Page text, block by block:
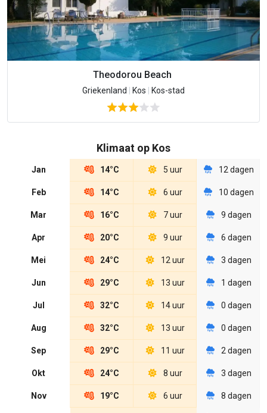
Theodorou Beach
Griekenland Kos Kos-stad
Klimaat op Kos
Jan 14°C 5 uur 12 dagen
Feb 14°C 6 uur 10 dagen
Mar 16°C 7 uur 9 dagen
Apr 20°C 9 uur 6 dagen
Mei 24°C 12 uur 3 dagen
Jun 29°C 13 uur 1 dagen
Jul 32°C 14 uur 0 dagen
Aug 32°C 13 uur 0 dagen
Sep 29°C 11 uur 2 dagen
Okt 24°C 8 uur 3 dagen
Nov 19°C 6 uur 8 dagen